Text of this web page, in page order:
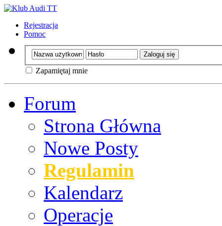
Rejestracja
Pomoc
Zapamiętaj mnie
Forum
Strona Główna
Nowe Posty
Regulamin
Kalendarz
Operacje